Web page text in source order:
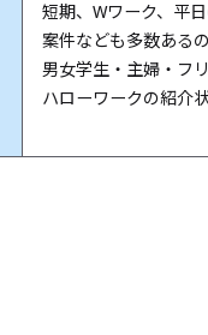
短期、Wワーク、平
案件なども多数ある
男女学生・主婦・フ
ハローワークの紹介